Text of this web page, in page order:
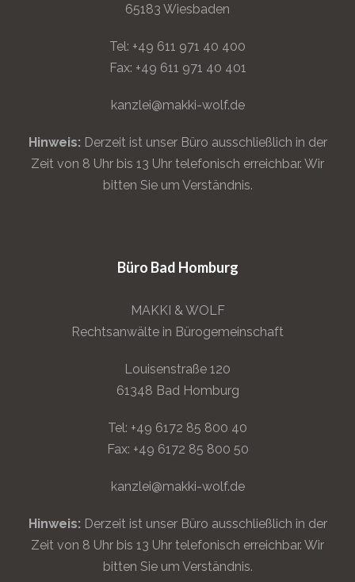
65183 Wiesbaden
Tel: +49 611 971 40 400
Fax: +49 611 971 40 401
kanzlei@makki-wolf.de
Hinweis: Derzeit ist unser Büro ausschließlich in der
Zeit von 8 Uhr bis 13 Uhr telefonisch erreichbar. Wir
bitten Sie um Verständnis.
Büro Bad Homburg
MAKKI & WOLF
Rechtsanwälte in Bürogemeinschaft
Louisenstraße 120
61348 Bad Homburg
Tel: +49 6172 85 800 40
Fax: +49 6172 85 800 50
kanzlei@makki-wolf.de
Hinweis: Derzeit ist unser Büro ausschließlich in der
Zeit von 8 Uhr bis 13 Uhr telefonisch erreichbar. Wir
bitten Sie um Verständnis.